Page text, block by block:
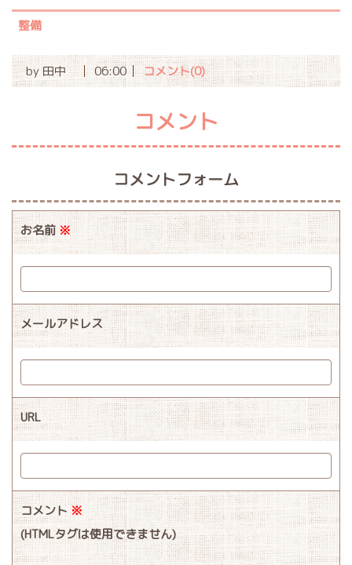
整備
by田中 06:00 コメント(0)
コメント
コメントフォーム
お名前※
メールアドレス
URL
コメント※
(HTMLタグは使用できません)